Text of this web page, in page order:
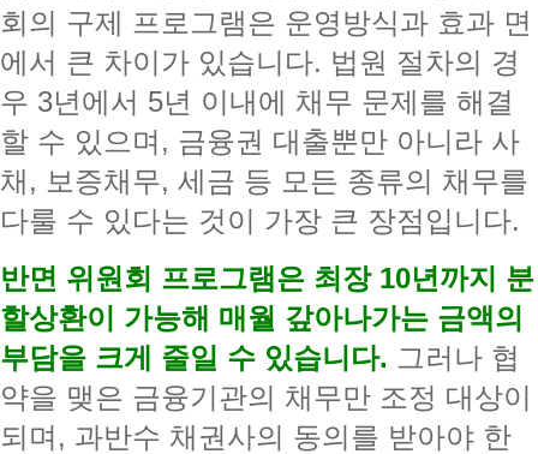
회의 구제 프로그램은 운영방식과 효과 면
에서 큰 차이가 있습니다. 법원 절차의 경
우 3년에서 5년 이내에 채무 문제를 해결
할 수 있으며, 금융권 대출뿐만 아니라 사
채, 보증채무, 세금 등 모든 종류의 채무를
다룰 수 있다는 것이 가장 큰 장점입니다.
반면 위원회 프로그램은 최장 10년까지 분
할상환이 가능해 매월 갚아나가는 금액의
부담을 크게 줄일 수 있습니다. 그러나 협
약을 맺은 금융기관의 채무만 조정 대상이
되며, 과반수 채권사의 동의를 받아야 한